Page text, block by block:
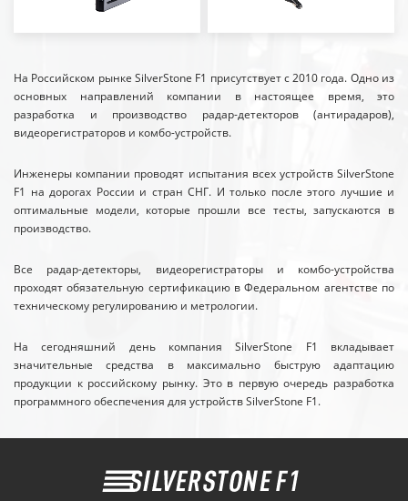
На Российском рынке SilverStone F1 присутствует с 2010 года. Одно из
основных направлений компании в настоящее время, это
разработка и производство радар-детекторов (антирадаров),
видеорегистраторов и комбо-устройств.
Инженеры компании проводят испытания всех устройств SilverStone
F1 на дорогах России и стран СНГ. И только после этого лучшие и
оптимальные модели, которые прошли все тесты, запускаются в
производство.
Все радар-детекторы, видеорегистраторы и комбо-устройства
проходят обязательную сертификацию в Федеральном агентстве по
техническому регулированию и метрологии.
На сегодняшний день компания SilverStone F1 вкладывает
значительные средства в максимально быструю адаптацию
продукции к российскому рынку. Это в первую очередь разработка
программного обеспечения для устройств SilverStone F1.